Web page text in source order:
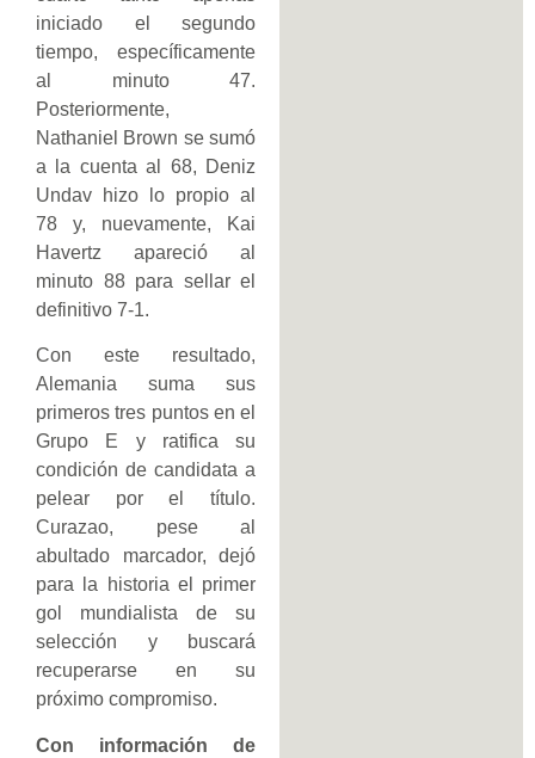
iniciado el segundo
tiempo, específicamente
al minuto 47.
Posteriormente,
Nathaniel Brown se sumó
a la cuenta al 68, Deniz
Undav hizo lo propio al
78 y, nuevamente, Kai
Havertz apareció al
minuto 88 para sellar el
definitivo 7-1.
Con este resultado,
Alemania suma sus
primeros tres puntos en el
Grupo E y ratifica su
condición de candidata a
pelear por el título.
Curazao, pese al
abultado marcador, dejó
para la historia el primer
gol mundialista de su
selección y buscará
recuperarse en su
próximo compromiso.
Con información de